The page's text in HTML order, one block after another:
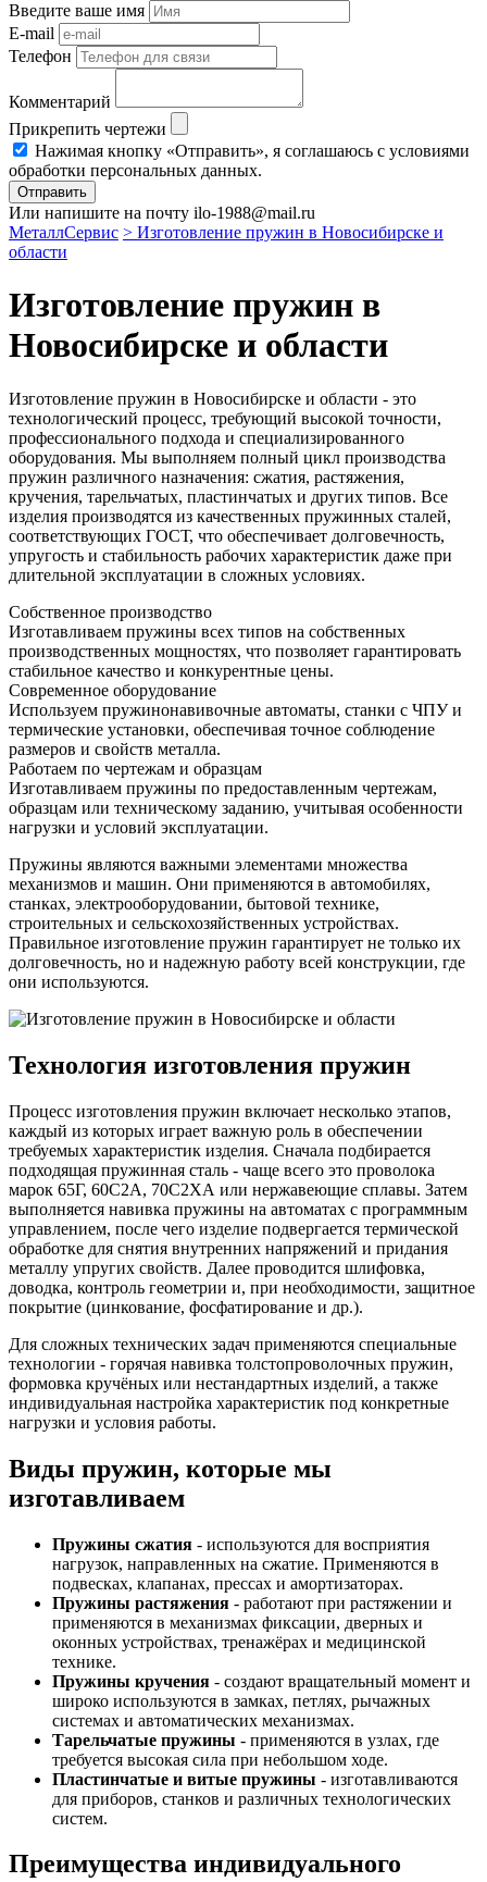
Введите ваше имя
E-mail
Телефон
Комментарий
Прикрепить чертежи
Нажимая кнопку «Отправить», я соглашаюсь с условиями
обработки персональных данных.
Отправить
Или напишите на почту ilo-1988@mail.ru
МеталлСервис > Изготовление пружин в Новосибирске и
области
Изготовление пружин в
Новосибирске и области
Изготовление пружин в Новосибирске и области - это
технологический процесс, требующий высокой точности,
профессионального подхода и специализированного
оборудования. Мы выполняем полный цикл производства
пружин различного назначения: сжатия, растяжения,
кручения, тарельчатых, пластинчатых и других типов. Все
изделия производятся из качественных пружинных сталей,
соответствующих ГОСТ, что обеспечивает долговечность,
упругость и стабильность рабочих характеристик даже при
длительной эксплуатации в сложных условиях.
Собственное производство
Изготавливаем пружины всех типов на собственных
производственных мощностях, что позволяет гарантировать
стабильное качество и конкурентные цены.
Современное оборудование
Используем пружинонавивочные автоматы, станки с ЧПУ и
термические установки, обеспечивая точное соблюдение
размеров и свойств металла.
Работаем по чертежам и образцам
Изготавливаем пружины по предоставленным чертежам,
образцам или техническому заданию, учитывая особенности
нагрузки и условий эксплуатации.
Пружины являются важными элементами множества
механизмов и машин. Они применяются в автомобилях,
станках, электрооборудовании, бытовой технике,
строительных и сельскохозяйственных устройствах.
Правильное изготовление пружин гарантирует не только их
долговечность, но и надежную работу всей конструкции, где
они используются.
Технология изготовления пружин
Процесс изготовления пружин включает несколько этапов,
каждый из которых играет важную роль в обеспечении
требуемых характеристик изделия. Сначала подбирается
подходящая пружинная сталь - чаще всего это проволока
марок 65Г, 60С2А, 70С2ХА или нержавеющие сплавы. Затем
выполняется навивка пружины на автоматах с программным
управлением, после чего изделие подвергается термической
обработке для снятия внутренних напряжений и придания
металлу упругих свойств. Далее проводится шлифовка,
доводка, контроль геометрии и, при необходимости, защитное
покрытие (цинкование, фосфатирование и др.).
Для сложных технических задач применяются специальные
технологии - горячая навивка толстопроволочных пружин,
формовка кручёных или нестандартных изделий, а также
индивидуальная настройка характеристик под конкретные
нагрузки и условия работы.
Виды пружин, которые мы
изготавливаем
Пружины сжатия - используются для восприятия
нагрузок, направленных на сжатие. Применяются в
подвесках, клапанах, прессах и амортизаторах.
Пружины растяжения - работают при растяжении и
применяются в механизмах фиксации, дверных и
оконных устройствах, тренажёрах и медицинской
технике.
Пружины кручения - создают вращательный момент и
широко используются в замках, петлях, рычажных
системах и автоматических механизмах.
Тарельчатые пружины - применяются в узлах, где
требуется высокая сила при небольшом ходе.
Пластинчатые и витые пружины - изготавливаются
для приборов, станков и различных технологических
систем.
Преимущества индивидуального